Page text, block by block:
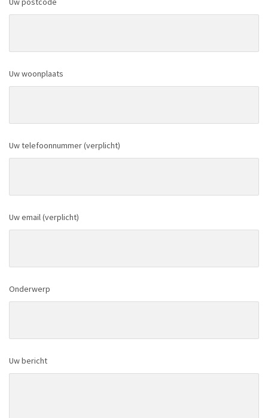
Uw woonplaats
Uw telefoonnummer (verplicht)
Uw email (verplicht)
Onderwerp
Uw bericht